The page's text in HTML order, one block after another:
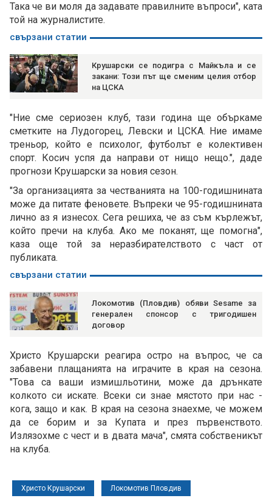
Така че ви моля да задавате правилните въпроси", ката
той на журналистите.
свързани статии
Крушарски се подигра с Майкъла и се
закани: Този път ще сменим целия отбор
на ЦСКА
"Ние сме сериозен клуб, тази година ще объркаме
сметките на Лудогорец, Левски и ЦСКА. Ние имаме
треньор, който е психолог, футболът е колективен
спорт. Косич успя да направи от нищо нещо.", даде
прогнози Крушарски за новия сезон.
"За организацията за честванията на 100-годишнината
може да питате феновете. Въпреки че 95-годишнината
лично аз я изнесох. Сега решиха, че аз съм кърлежът,
който пречи на клуба. Ако ме поканят, ще помогна",
каза още той за неразбирателството с част от
публиката.
свързани статии
Локомотив (Пловдив) обяви Sesame за
генерален спонсор с тригодишен
договор
Христо Крушарски реагира остро на въпрос, че са
забавени плащанията на играчите в края на сезона.
"Това са ваши измишльотини, може да дрънкате
колкото си искате. Всеки си знае мястото при нас -
кога, защо и как. В края на сезона знаехме, че можем
да се борим и за Купата и през първенството.
Излязохме с чест и в двата мача", смята собственикът
на клуба.
Христо Крушарски Локомотив Пловдив